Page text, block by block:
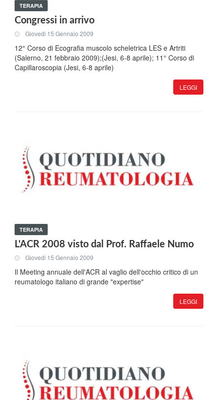
TERAPIA
Congressi in arrivo
Giovedi 15 Gennaio 2009
12° Corso di Ecografia muscolo scheletrica LES e Artriti
(Salerno, 21 febbraio 2009);(Jesi, 6-8 aprile); 11° Corso di
Capillaroscopia (Jesi, 6-8 aprile)
LEGGI
TERAPIA
L'ACR 2008 visto dal Prof. Raffaele Numo
Giovedi 15 Gennaio 2009
Il Meeting annuale dell'ACR al vaglio dell'occhio critico di un
reumatologo italiano di grande "expertise"
LEGGI